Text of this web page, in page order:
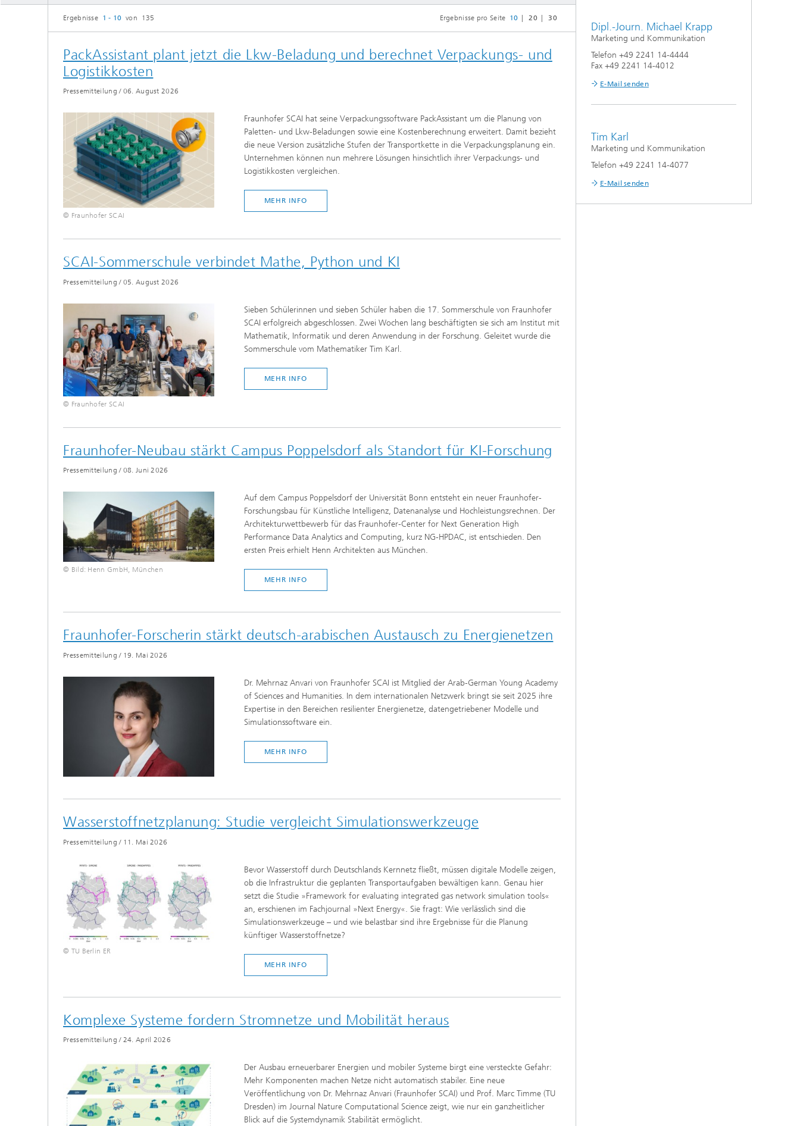
Partikeln
Ergebnisse 1 - 10 von 135 Ergebnisse pro Seite 10 20 30
PackAssistant plant jetzt die Lkw-Beladung und berechnet Verpackungs- und
Logistikkosten
Pressemitteilung / 06. August 2026
© Fraunhofer SCAI
Fraunhofer SCAI hat seine Verpackungssoftware PackAssistant um die Planung von
Paletten- und Lkw-Beladungen sowie eine Kostenberechnung erweitert. Damit bezieht
die neue Version zusätzliche Stufen der Transportkette in die Verpackungsplanung ein.
Unternehmen können nun mehrere Lösungen hinsichtlich ihrer Verpackungs- und
Logistikkosten vergleichen.
MEHR INFO
SCAI-Sommerschule verbindet Mathe, Python und KI
Pressemitteilung / 05. August 2026
© Fraunhofer SCAI
Sieben Schülerinnen und sieben Schüler haben die 17. Sommerschule von Fraunhofer
SCAI erfolgreich abgeschlossen. Zwei Wochen lang beschäftigten sie sich am Institut mit
Mathematik, Informatik und deren Anwendung in der Forschung. Geleitet wurde die
Sommerschule vom Mathematiker Tim Karl.
MEHR INFO
Fraunhofer-Neubau stärkt Campus Poppelsdorf als Standort für KI-Forschung
Pressemitteilung / 08. Juni 2026
© Bild: Henn GmbH, München
Auf dem Campus Poppelsdorf der Universität Bonn entsteht ein neuer Fraunhofer-
Forschungsbau für Künstliche Intelligenz, Datenanalyse und Hochleistungsrechnen. Der
Architekturwettbewerb für das Fraunhofer-Center for Next Generation High
Performance Data Analytics and Computing, kurz NG-HPDAC, ist entschieden. Den
ersten Preis erhielt Henn Architekten aus München.
MEHR INFO
Fraunhofer-Forscherin stärkt deutsch-arabischen Austausch zu Energienetzen
Pressemitteilung / 19. Mai 2026
Dr. Mehrnaz Anvari von Fraunhofer SCAI ist Mitglied der Arab-German Young Academy
of Sciences and Humanities. In dem internationalen Netzwerk bringt sie seit 2025 ihre
Expertise in den Bereichen resilienter Energienetze, datengetriebener Modelle und
Simulationssoftware ein.
MEHR INFO
Wasserstoffnetzplanung: Studie vergleicht Simulationswerkzeuge
Pressemitteilung / 11. Mai 2026
© TU Berlin ER
Bevor Wasserstoff durch Deutschlands Kernnetz fließt, müssen digitale Modelle zeigen,
ob die Infrastruktur die geplanten Transportaufgaben bewältigen kann. Genau hier
setzt die Studie »Framework for evaluating integrated gas network simulation tools«
an, erschienen im Fachjournal »Next Energy«. Sie fragt: Wie verlässlich sind die
Simulationswerkzeuge – und wie belastbar sind ihre Ergebnisse für die Planung
künftiger Wasserstoffnetze?
MEHR INFO
Komplexe Systeme fordern Stromnetze und Mobilität heraus
Pressemitteilung / 24. April 2026
Der Ausbau erneuerbarer Energien und mobiler Systeme birgt eine versteckte Gefahr:
Mehr Komponenten machen Netze nicht automatisch stabiler. Eine neue
Veröffentlichung von Dr. Mehrnaz Anvari (Fraunhofer SCAI) und Prof. Marc Timme (TU
Dresden) im Journal Nature Computational Science zeigt, wie nur ein ganzheitlicher
Blick auf die Systemdynamik Stabilität ermöglicht.
Dipl.-Journ. Michael Krapp
Marketing und Kommunikation
Telefon +49 2241 14-4444
Fax +49 2241 14-4012
E-Mail senden
Tim Karl
Marketing und Kommunikation
Telefon +49 2241 14-4077
E-Mail senden